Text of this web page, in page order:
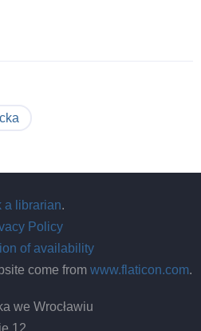
a librarian.
Policy
of availability
come from www.flaticon.com.
we Wrocławiu